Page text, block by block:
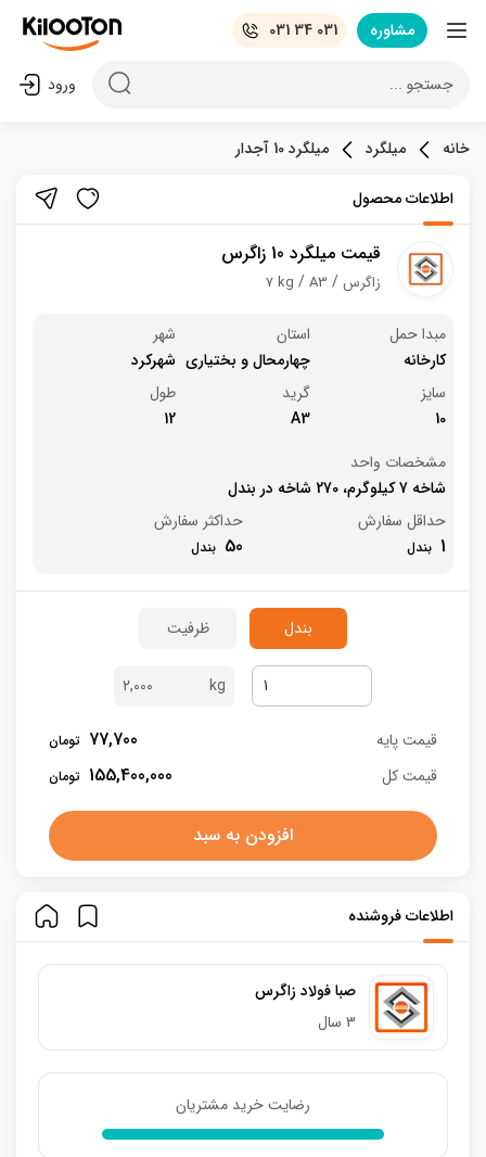
مشاوره 031 34 031
جستجو ... ورود
خانه میلگرد میلگرد 10 آجدار
اطلاعات محصول
قیمت میلگرد 10 زاگرس
7 kg A3 زاگرس
مبدا حمل
کارخانه
استان
چهارمحال و بختیاری
شهر
شهرکرد
سایز
10
گرید
A3
طول
12
مشخصات واحد
شاخه 7 کیلوگرم، 270 شاخه در بندل
حداقل سفارش
1
حداکثر سفارش
50
بندل ظرفیت
2,000
قیمت پایه 77,700
قیمت کل 155,400,000
افزودن به سبد
اطلاعات فروشنده
صبا فولاد زاگرس
3 سال
رضایت خرید مشتریان